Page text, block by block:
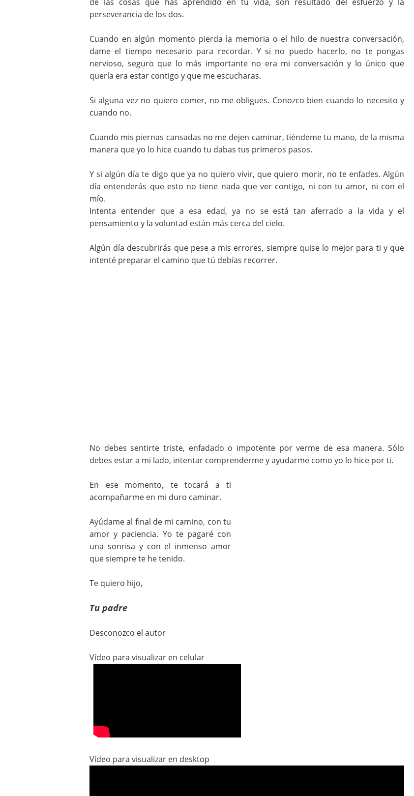
perseverancia de los dos.
Cuando en algún momento pierda la memoria o el hilo de nuestra conversación,
dame el tiempo necesario para recordar. Y si no puedo hacerlo, no te pongas
nervioso, seguro que lo más importante no era mi conversación y lo único que
quería era estar contigo y que me escucharas.
Si alguna vez no quiero comer, no me obligues. Conozco bien cuando lo necesito y
cuando no.
Cuando mis piernas cansadas no me dejen caminar, tiéndeme tu mano, de la misma
manera que yo lo hice cuando tu dabas tus primeros pasos.
Y si algún día te digo que ya no quiero vivir, que quiero morir, no te enfades. Algún
día entenderás que esto no tiene nada que ver contigo, ni con tu amor, ni con el
mío.
Intenta entender que a esa edad, ya no se está tan aferrado a la vida y el
pensamiento y la voluntad están más cerca del cielo.
Algún día descubrirás que pese a mis errores, siempre quise lo mejor para ti y que
intenté preparar el camino que tú debías recorrer.
No debes sentirte triste, enfadado o impotente por verme de esa manera. Sólo
debes estar a mi lado, intentar comprenderme y ayudarme como yo lo hice por ti.
En ese momento, te tocará a ti
acompañarme en mi duro caminar.
Ayúdame al final de mi camino, con tu
amor y paciencia. Yo te pagaré con
una sonrisa y con el inmenso amor
que siempre te he tenido.
Te quiero hijo,
Tu padre
Desconozco el autor
Vídeo para visualizar en celular
Vídeo para visualizar en desktop